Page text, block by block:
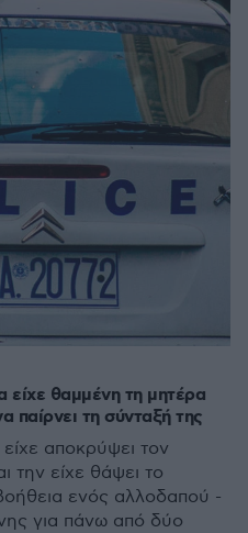
είχε θαμμένη τη μητέρα
παίρνει τη σύνταξή της
αποκρύψει τον
την είχε θάψει το
ενός αλλοδαπού -
για πάνω από δύο